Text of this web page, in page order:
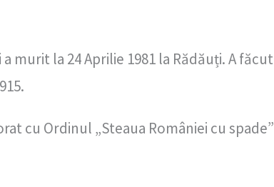
murit la 24 Aprilie 1981 la Rădăuți.A făcut
cu Ordinul „Steaua României cu spade”